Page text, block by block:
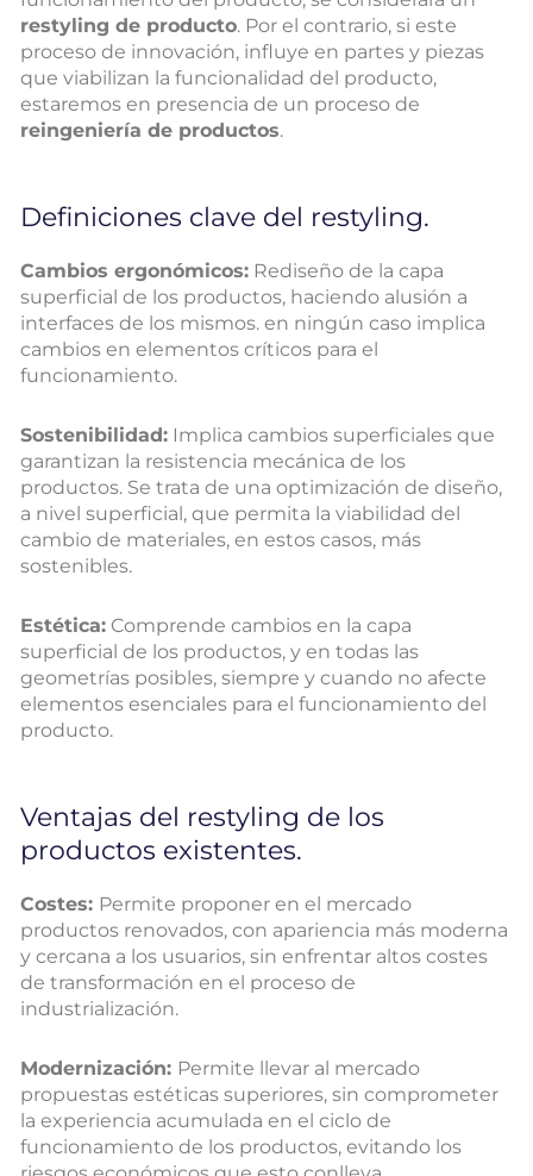
restyling de producto. Por el contrario, si este
proceso de innovación, influye en partes y piezas
que viabilizan la funcionalidad del producto,
estaremos en presencia de un proceso de
reingeniería de productos.
Definiciones clave del restyling.
Cambios ergonómicos: Rediseño de la capa
superficial de los productos, haciendo alusión a
interfaces de los mismos. en ningún caso implica
cambios en elementos críticos para el
funcionamiento.
Sostenibilidad: Implica cambios superficiales que
garantizan la resistencia mecánica de los
productos. Se trata de una optimización de diseño,
a nivel superficial, que permita la viabilidad del
cambio de materiales, en estos casos, más
sostenibles.
Estética: Comprende cambios en la capa
superficial de los productos, y en todas las
geometrías posibles, siempre y cuando no afecte
elementos esenciales para el funcionamiento del
producto.
Ventajas del restyling de los
productos existentes.
Costes: Permite proponer en el mercado
productos renovados, con apariencia más moderna
y cercana a los usuarios, sin enfrentar altos costes
de transformación en el proceso de
industrialización.
Modernización: Permite llevar al mercado
propuestas estéticas superiores, sin comprometer
la experiencia acumulada en el ciclo de
funcionamiento de los productos, evitando los